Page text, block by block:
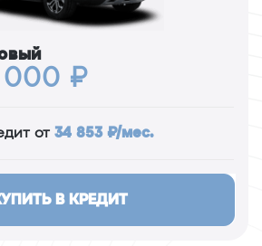
000 ₽
от 34 853 ₽/мес.
В КРЕДИТ